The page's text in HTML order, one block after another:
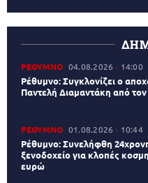
ΡΕΘΥΜΝΟ 04.08.2026 14:00
Ρέθυμνο: Συγκλονίζει ο
Παντελή Διαμαντάκη από
ΡΕΘΥΜΝΟ 01.08.2026 10:44
Ρέθυμνο: Συνελήφθη
ξενοδοχείο για κλοπές
ευρώ